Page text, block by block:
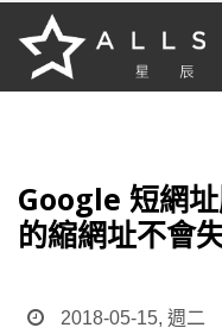
Google 短網
的縮網址不會
2018-05-15, 週二
[我想
網站
網路